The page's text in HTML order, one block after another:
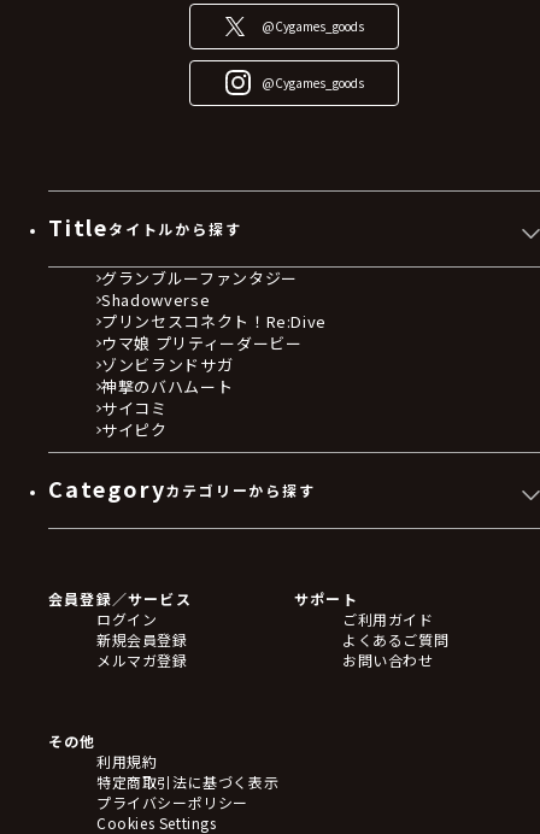
@Cygames_goods
@Cygames_goods
Titleタイトルから探す
グランブルーファンタジー
Shadowverse
プリンセスコネクト！Re:Dive
ウマ娘 プリティーダービー
ゾンビランドサガ
神撃のバハムート
サイコミ
サイピク
Categoryカテゴリーから探す
フィギュア
アクリルスタンド
バッジ
キーホルダー・ストラップ
ステッカー・シール・カード
タペストリー・ポスター
アームサポーター
ブレードホルダー
会員登録／サービス
ログイン
新規会員登録
メルマガ登録
サポート
ご利用ガイド
よくあるご質問
お問い合わせ
その他
利用規約
特定商取引法に基づく表示
プライバシーポリシー
Cookies Settings